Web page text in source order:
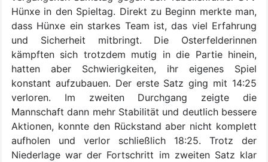
Hünxe in den Spieltag. Direkt zu Beginn merkte man,
dass Hünxe ein starkes Team ist, das viel Erfahrung
und Sicherheit mitbringt. Die Osterfelderinnen
kämpften sich trotzdem mutig in die Partie hinein,
hatten aber Schwierigkeiten, ihr eigenes Spiel
konstant aufzubauen. Der erste Satz ging mit 14:25
verloren. Im zweiten Durchgang zeigte die
Mannschaft dann mehr Stabilität und deutlich bessere
Aktionen, konnte den Rückstand aber nicht komplett
aufholen und verlor schließlich 18:25. Trotz der
Niederlage war der Fortschritt im zweiten Satz klar